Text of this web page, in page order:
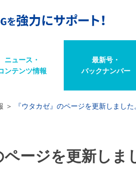
ニュース・
ンテンツ情報
最新号・
バックナンバー
『ウタカゼ』のページを更新しました
ページを更新しま